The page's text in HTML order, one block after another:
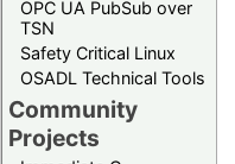
OPC UA PubSub over
TSN
Safety Critical Linux
OSADL Technical Tools
Community
Projects